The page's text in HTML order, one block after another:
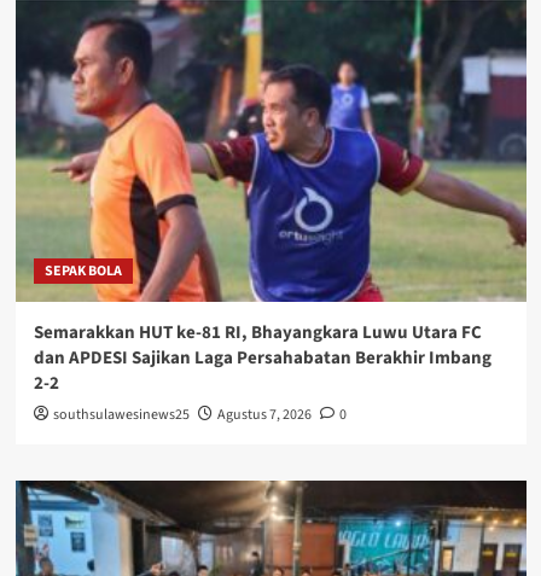
SEPAK BOLA
Semarakkan HUT ke-81 RI, Bhayangkara Luwu Utara FC
dan APDESI Sajikan Laga Persahabatan Berakhir Imbang
2-2
southsulawesinews25 Agustus 7, 2026 0